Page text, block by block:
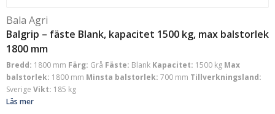
Bala Agri
Balgrip – fäste Blank, kapacitet 1500 kg, max balstorlek
1800 mm
Bredd: 1800 mm Färg: Grå Fäste: Blank Kapacitet: 1500 kg Max
balstorlek: 1800 mm Minsta balstorlek: 700 mm Tillverkningsland:
Sverige Vikt: 185 kg
Läs mer